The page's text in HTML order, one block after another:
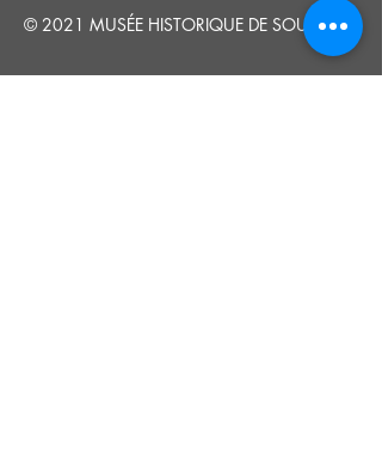
© 2021 MUSÉE HISTORIQUE DE SOUTHOLD